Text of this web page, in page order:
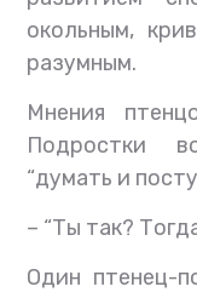
окольным,
разумным.
Мнения
Подростки
“думать и
– “Ты так?
Один птенец-